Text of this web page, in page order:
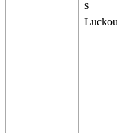
s
Luckou